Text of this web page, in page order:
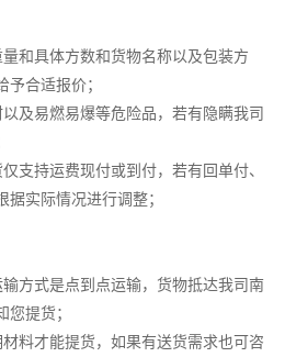
和具体方数和货物名称以及包装方
合适报价；
及易燃易爆等危险品，若有隐瞒我司
支持运费现付或到付，若有回单付、
实际情况进行调整；
方式是点到点运输，货物抵达我司南
提货；
料才能提货，如果有送货需求也可咨